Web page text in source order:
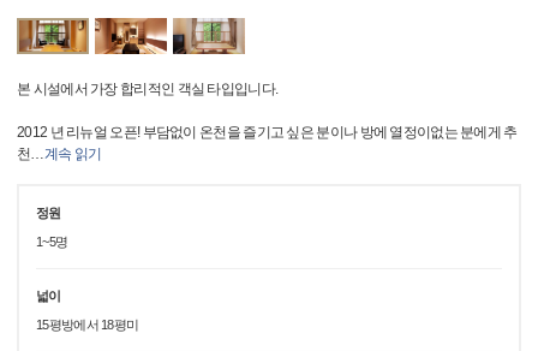
본 시설에서 가장 합리적인 객실 타입입니다.
2012 년 리뉴얼 오픈! 부담없이 온천을 즐기고 싶은 분이나 방에 열정이없는 분에게 추
천…계속 읽기
정원
1~5명
넓이
15평방에서 18평미